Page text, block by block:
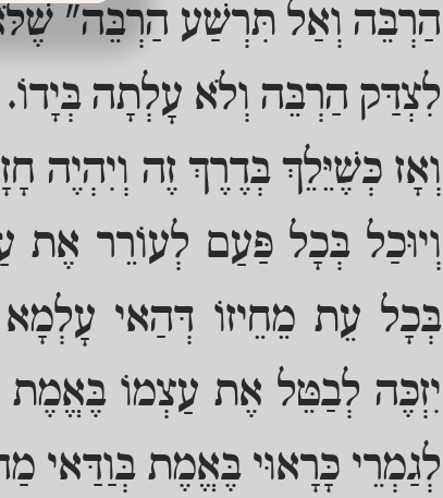
הַרְבֵּה וְאַל תִּרְשַׁע הַרְבֵּה"
לִצְדַּק הַרְבֵּה וְלֹא עָלְתָה בְּיָדוֹ.
וְאָז כְּשֶׁיֵּלֵךְ בְּדֶרֶךְ זֶה וְיִהְיֶה
וְיוּכַל בְּכָל פַּעַם לְעוֹרֵר אֶת
בְּכָל עֵת מֵחֵיזוֹ דְּהַאי
יִזְכֶּה לְבַטֵּל אֶת עַצְמוֹ
לְגַמְרֵי כָּרָאוּי בֶּאֱמֶת בְּוַדַּאי